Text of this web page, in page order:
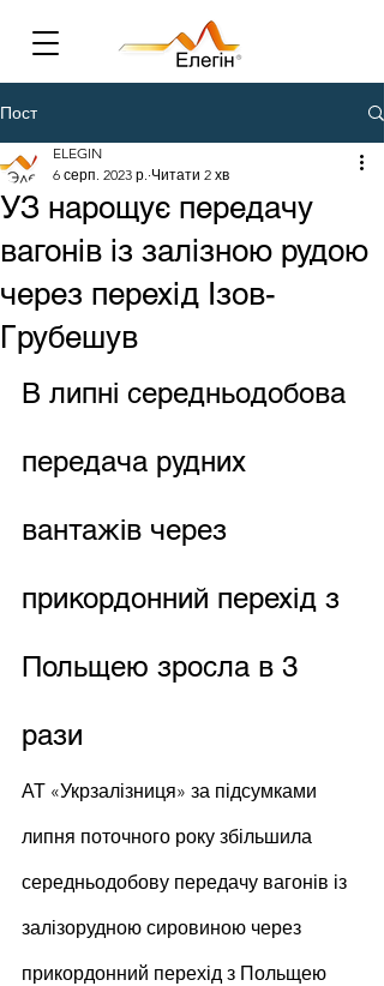
Пост
УЗ нарощує передачу
вагонів із залізною рудою
через перехід Ізов-
Грубешув
ELEGIN
6 серп. 2023 р. Читати 2 хв
В липні середньодобова
передача рудних
вантажів через
прикордонний перехід з
Польщею зросла в 3
рази
АТ «Укрзалізниця» за підсумками
липня поточного року збільшила
середньодобову передачу вагонів із
залізорудною сировиною через
прикордонний перехід з Польщею